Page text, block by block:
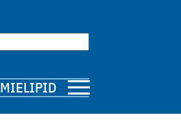
MIELIPIDE